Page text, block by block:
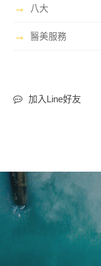
→ 八大
→ 醫美服務
加入Line好友